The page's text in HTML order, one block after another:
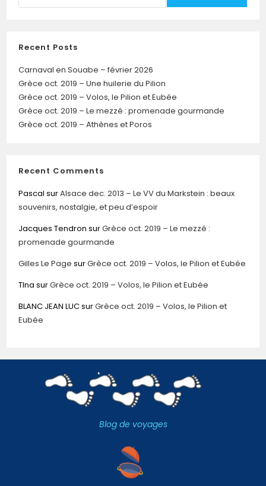
Recent Posts
Carnaval en Souabe – février 2026
Grèce oct. 2019 – Une huilerie du Pilion
Grèce oct. 2019 – Volos, le Pilion et Eubée
Grèce oct. 2019 – Le mezzé : promenade gourmande
Grèce oct. 2019 – Athènes et Poros
Recent Comments
Pascal surAlsace dec. 2013 – Le VV du Markstein : beaux
souvenirs, nostalgie, et peu d’espoir
Jacques Tendron surGrèce oct. 2019 – Le mezzé :
promenade gourmande
Gilles Le Page surGrèce oct. 2019 – Volos, le Pilion et Eubée
TIna surGrèce oct. 2019 – Volos, le Pilion et Eubée
BLANC JEAN LUCsurGrèce oct. 2019 – Volos, le Pilion et
Eubée
Blog de voyages